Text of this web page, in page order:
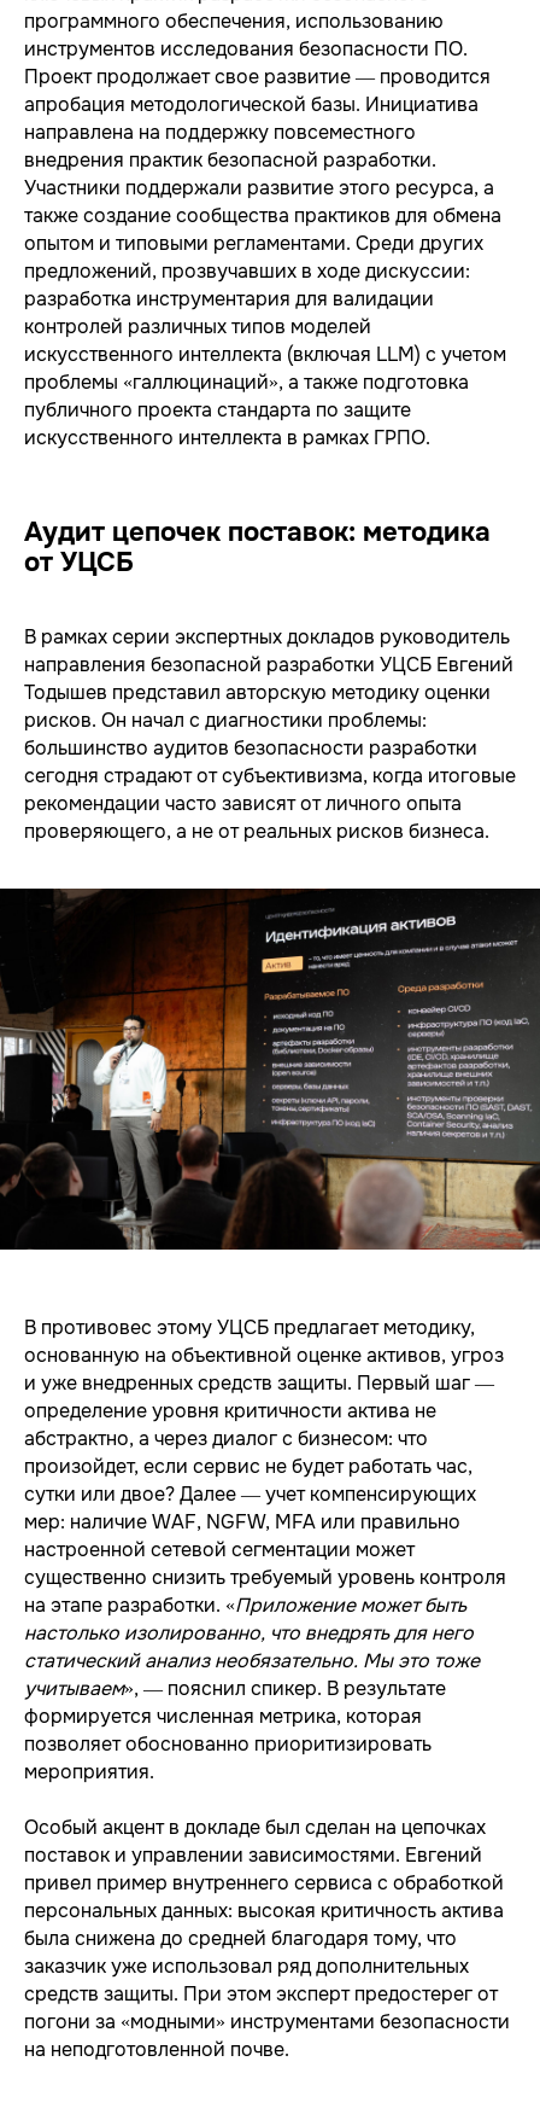
программного обеспечения, использованию
инструментов исследования безопасности ПО.
Проект продолжает свое развитие — проводится
апробация методологической базы. Инициатива
направлена на поддержку повсеместного
внедрения практик безопасной разработки.
Участники поддержали развитие этого ресурса, а
также создание сообщества практиков для обмена
опытом и типовыми регламентами. Среди других
предложений, прозвучавших в ходе дискуссии:
разработка инструментария для валидации
контролей различных типов моделей
искусственного интеллекта (включая LLM) с учетом
проблемы «галлюцинаций», а также подготовка
публичного проекта стандарта по защите
искусственного интеллекта в рамках ГРПО.
Аудит цепочек поставок: методика
от УЦСБ
В рамках серии экспертных докладов руководитель
направления безопасной разработки УЦСБ Евгений
Тодышев представил авторскую методику оценки
рисков. Он начал с диагностики проблемы:
большинство аудитов безопасности разработки
сегодня страдают от субъективизма, когда итоговые
рекомендации часто зависят от личного опыта
проверяющего, а не от реальных рисков бизнеса.
В противовес этому УЦСБ предлагает методику,
основанную на объективной оценке активов, угроз
и уже внедренных средств защиты. Первый шаг —
определение уровня критичности актива не
абстрактно, а через диалог с бизнесом: что
произойдет, если сервис не будет работать час,
сутки или двое? Далее — учет компенсирующих
мер: наличие WAF, NGFW, MFA или правильно
настроенной сетевой сегментации может
существенно снизить требуемый уровень контроля
на этапе разработки. «Приложение может быть
настолько изолированно, что внедрять для него
статический анализ необязательно. Мы это тоже
учитываем», — пояснил спикер. В результате
формируется численная метрика, которая
позволяет обоснованно приоритизировать
мероприятия.
Особый акцент в докладе был сделан на цепочках
поставок и управлении зависимостями. Евгений
привел пример внутреннего сервиса с обработкой
персональных данных: высокая критичность актива
была снижена до средней благодаря тому, что
заказчик уже использовал ряд дополнительных
средств защиты. При этом эксперт предостерег от
погони за «модными» инструментами безопасности
на неподготовленной почве.